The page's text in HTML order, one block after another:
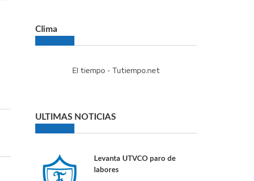
Clima
El tiempo - Tutiempo.net
ULTIMAS NOTICIAS
Levanta UTVCO paro de
labores